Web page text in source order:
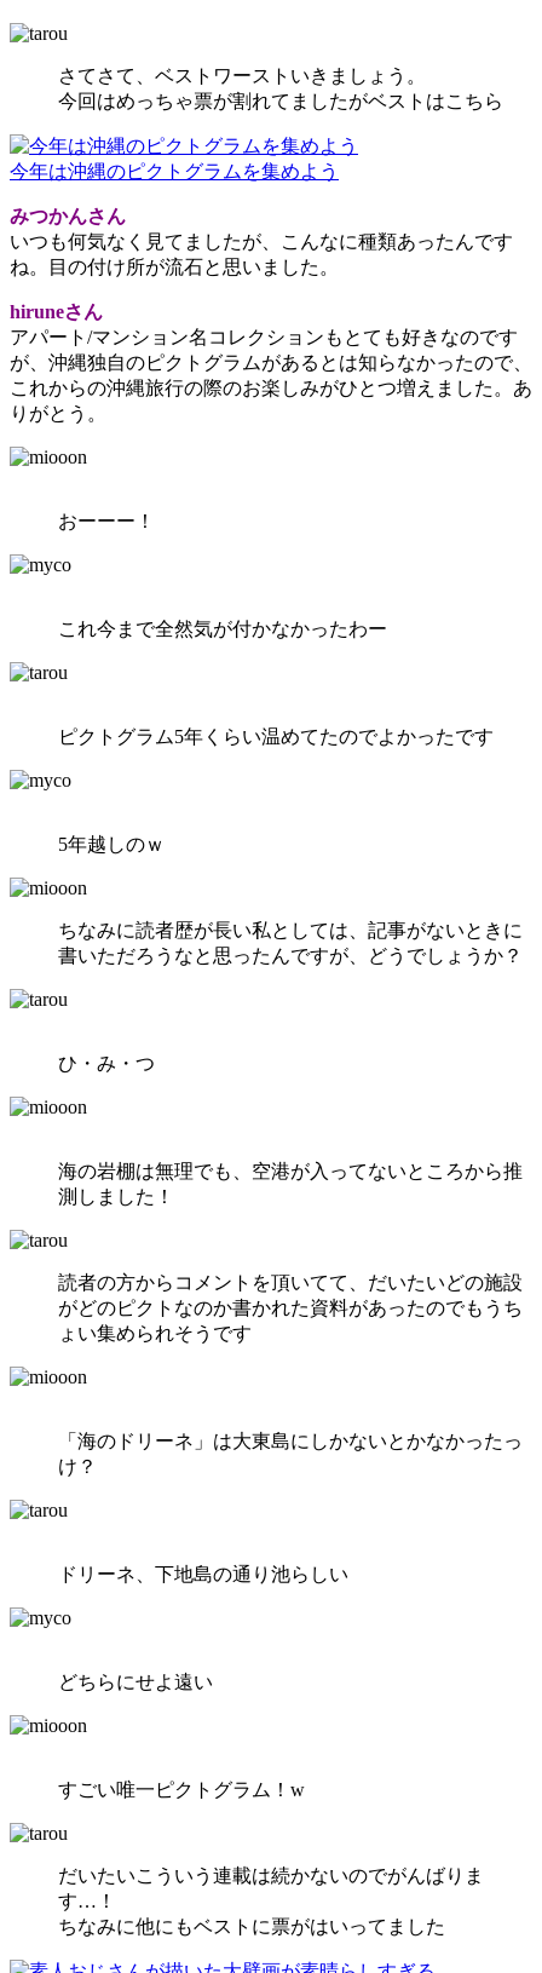
さてさて、ベストワーストいきましょう。
今回はめっちゃ票が割れてましたがベストはこちら
今年は沖縄のピクトグラムを集めよう
みつかんさん
いつも何気なく見てましたが、こんなに種類あったんです
ね。目の付け所が流石と思いました。
hiruneさん
アパート/マンション名コレクションもとても好きなのです
が、沖縄独自のピクトグラムがあるとは知らなかったので、
これからの沖縄旅行の際のお楽しみがひとつ増えました。あ
りがとう。
おーーー！
これ今まで全然気が付かなかったわー
ピクトグラム5年くらい温めてたのでよかったです
5年越しのｗ
ちなみに読者歴が長い私としては、記事がないときに
書いただろうなと思ったんですが、どうでしょうか？
ひ・み・つ
海の岩棚は無理でも、空港が入ってないところから推
測しました！
読者の方からコメントを頂いてて、だいたいどの施設
がどのピクトなのか書かれた資料があったのでもうち
ょい集められそうです
「海のドリーネ」は大東島にしかないとかなかったっ
け？
ドリーネ、下地島の通り池らしい
どちらにせよ遠い
すごい唯一ピクトグラム！w
だいたいこういう連載は続かないのでがんばりま
す…！
ちなみに他にもベストに票がはいってました